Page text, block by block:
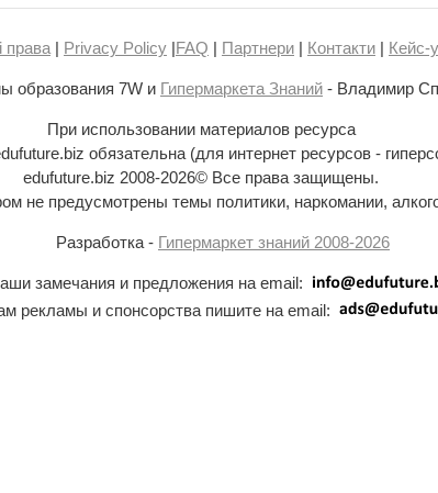
права | Privacy Policy |FAQ | Партнери | Контакти | Кейс-
образования 7W и Гипермаркета Знаний - Владимир
При использовании материалов ресурса
обязательна (для интернет ресурсов -
edufuture.biz 2008-2026© Все права защищены.
не предусмотрены темы политики, наркомании,
Разработка - Гипермаркет знаний 2008-2026
замечания и предложения на email:
рекламы и спонсорства пишите на email: